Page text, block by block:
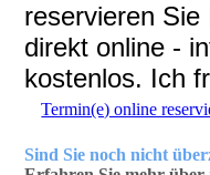
reservieren
direkt online -
kostenlos. Ich
Termin(e) online
Sind Sie noch nicht